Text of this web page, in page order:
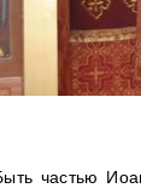
частью